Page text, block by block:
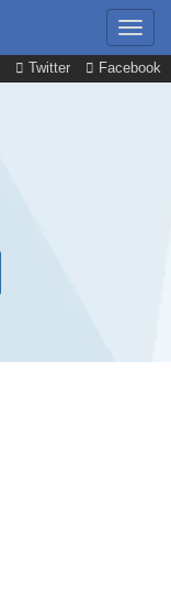
Twitter Facebook